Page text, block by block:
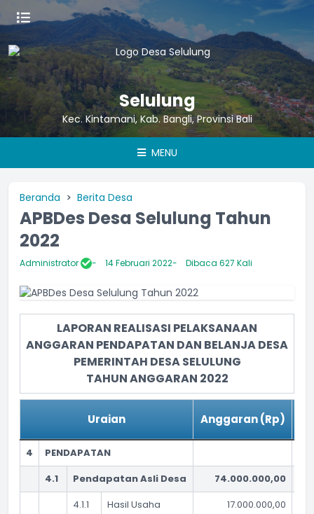
Selulung
Kec. Kintamani, Kab. Bangli, Provinsi Bali
MENU
Beranda Berita Desa
APBDes Desa Selulung Tahun
2022
Administrator 14 Februari 2022 Dibaca 627 Kali
LAPORAN REALISASI PELAKSANAAN
ANGGARAN PENDAPATAN DAN BELANJA DESA
PEMERINTAH DESA SELULUNG
TAHUN ANGGARAN 2022
Uraian Anggaran (Rp)
4
PENDAPATAN
4.1
Pendapatan Asli Desa
74.000.000,00
4.1.1
Hasil Usaha 17.000.000,00